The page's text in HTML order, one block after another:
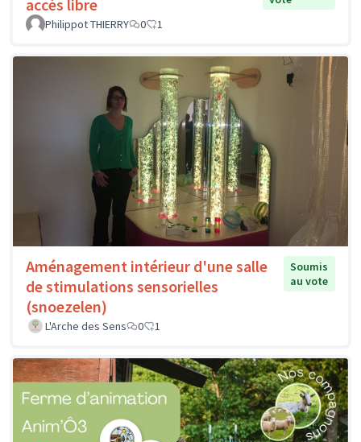
accès libre
Philippot THIERRY
0 1
Aménagement intérieur d'une salle
de stimulations sensorielles
(snoezelen)
Soumis
au vote
L'Arche des Sens 0 1